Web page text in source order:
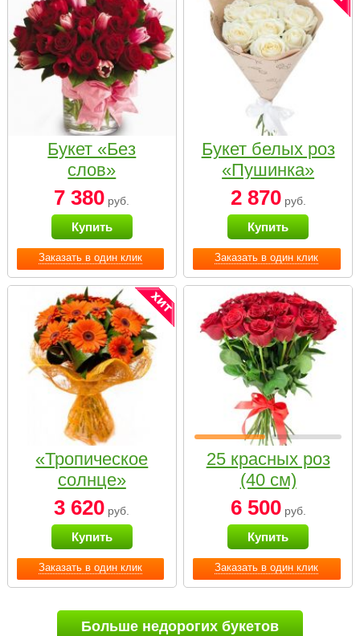
Заказать в один клик
Букет «Без
слов»
7 380 руб.
Купить
Заказать в один клик
Букет белых роз
«Пушинка»
2 870руб.
Купить
Заказать в один клик
«Тропическое
солнце»
3 620 руб.
Купить
Заказать в один клик
25 красных роз
(40 см)
6 500руб.
Купить
Больше недорогих букетов